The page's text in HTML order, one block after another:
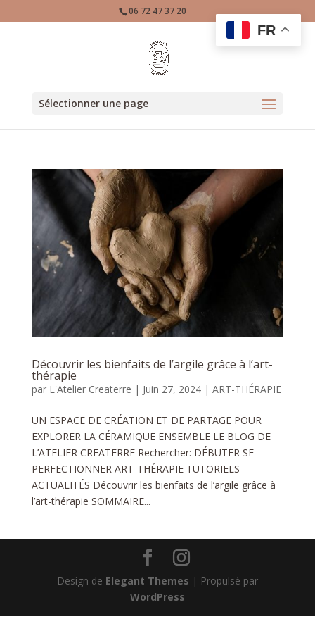
06 72 47 37 20
Sélectionner une page
Découvrir les bienfaits de l’argile grâce à l’art-
thérapie
par L'Atelier Createrre | Juin 27, 2024| ART-THÉRAPIE
UN ESPACE DE CRÉATION ET DE PARTAGE POUR
EXPLORER LA CÉRAMIQUE ENSEMBLE LE BLOG DE
L’ATELIER CREATERRE Rechercher: DÉBUTER SE
PERFECTIONNER ART-THÉRAPIE TUTORIELS
ACTUALITÉS Découvrir les bienfaits de l’argile grâce à
l’art-thérapie SOMMAIRE...
Design de Elegant Themes | Propulsé par
WordPress
FR